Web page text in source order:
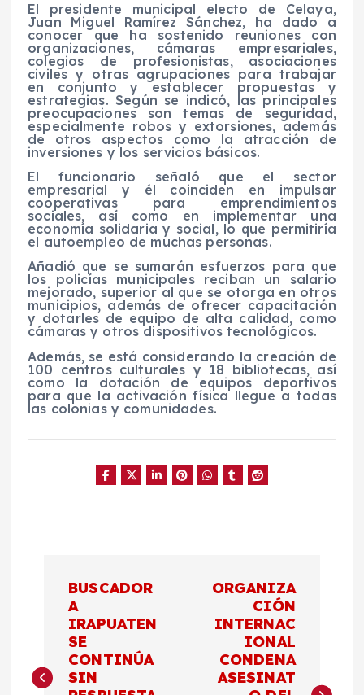
El presidente municipal electo de Celaya,
Juan Miguel Ramírez Sánchez, ha dado a
conocer que ha sostenido reuniones con
organizaciones, cámaras empresariales,
colegios de profesionistas, asociaciones
civiles y otras agrupaciones para trabajar
en conjunto y establecer propuestas y
estrategias. Según se indicó, las principales
preocupaciones son temas de seguridad,
especialmente robos y extorsiones, además
de otros aspectos como la atracción de
inversiones y los servicios básicos.
El funcionario señaló que el sector
empresarial y él coinciden en impulsar
cooperativas para emprendimientos
sociales, así como en implementar una
economía solidaria y social, lo que permitiría
el autoempleo de muchas personas.
Añadió que se sumarán esfuerzos para que
los policías municipales reciban un salario
mejorado, superior al que se otorga en otros
municipios, además de ofrecer capacitación
y dotarles de equipo de alta calidad, como
cámaras y otros dispositivos tecnológicos.
Además, se está considerando la creación de
100 centros culturales y 18 bibliotecas, así
como la dotación de equipos deportivos
para que la activación física llegue a todas
las colonias y comunidades.
BUSCADOR
A
IRAPUATEN
SE
CONTINÚA
SIN
ORGANIZA
CIÓN
INTERNAC
IONAL
CONDENA
ASESINAT